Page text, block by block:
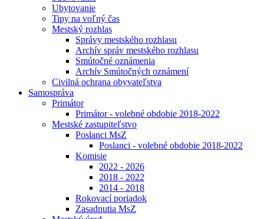
Ubytovanie
Tipy na voľný čas
Mestský rozhlas
Správy mestského rozhlasu
Archív správ mestského rozhlasu
Smútočné oznámenia
Archív Smútočných oznámení
Civilná ochrana obyvateľstva
Samospráva
Primátor
Primátor - volebné obdobie 2018-2022
Mestské zastupiteľstvo
Poslanci MsZ
Poslanci - volebné obdobie 2018-2022
Komisie
2022 - 2026
2018 - 2022
2014 - 2018
Rokovací poriadok
Zasadnutia MsZ